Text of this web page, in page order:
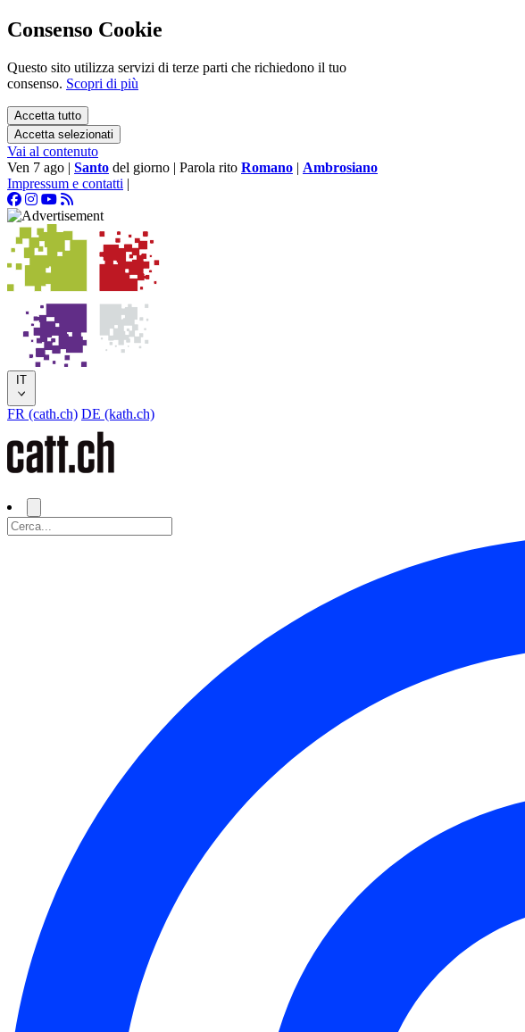
Consenso Cookie
Questo sito utilizza servizi di terze parti che richiedono il tuo
consenso. Scopri di più
Accetta tutto
Accetta selezionati
Vai al contenuto
Ven 7 ago | Santo del giorno | Parola rito Romano | Ambrosiano
Impressum e contatti |
IT
FR (cath.ch) DE (kath.ch)